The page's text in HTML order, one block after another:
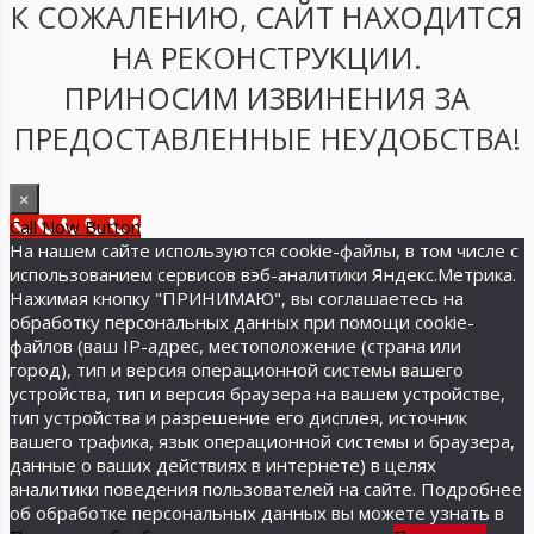
К СОЖАЛЕНИЮ, САЙТ НАХОДИТСЯ
НА РЕКОНСТРУКЦИИ.
ПРИНОСИМ ИЗВИНЕНИЯ ЗА
ПРЕДОСТАВЛЕННЫЕ НЕУДОБСТВА!
×
Call Now Button
На нашем сайте используются cookie-файлы, в том числе с
использованием сервисов вэб-аналитики Яндекс.Метрика.
Нажимая кнопку "ПРИНИМАЮ", вы соглашаетесь на
обработку персональных данных при помощи cookie-
файлов (ваш IP-адрес, местоположение (страна или
город), тип и версия операционной системы вашего
устройства, тип и версия браузера на вашем устройстве,
тип устройства и разрешение его дисплея, источник
вашего трафика, язык операционной системы и браузера,
данные о ваших действиях в интернете) в целях
аналитики поведения пользователей на сайте. Подробнее
об обработке персональных данных вы можете узнать в